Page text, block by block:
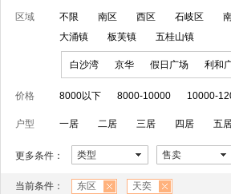
区域 不限 南区 西区 石岐区
大涌镇
板芙镇 五桂山镇
白沙湾 京华 假日广场 利和
价格 8000以下 8000-10000 10000-
户型 一居 二居 三居 四居 五
更多条件： 类型 售卖
当前条件： 东区 天奕